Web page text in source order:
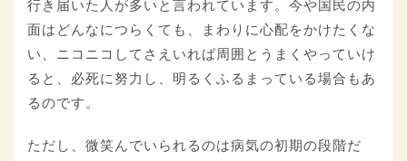
行き届いた人が多いと言われています。今や国民の内
面はどんなにつらくても、まわりに心配をかけたくな
い、ニコニコしてさえいれば周囲とうまくやっていけ
ると、必死に努力し、明るくふるまっている場合もあ
るのです。
ただし、微笑んでいられるのは病気の初期の段階だ